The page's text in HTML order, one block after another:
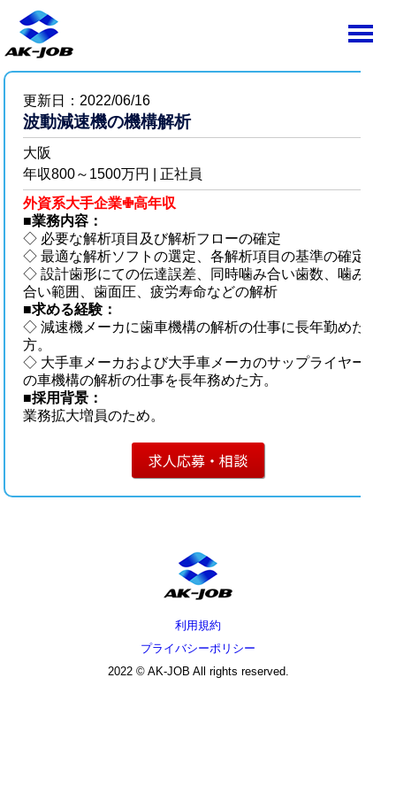
更新日：2022/06/16
波動減速機の機構解析
大阪
年収800～1500万円 | 正社員
外資系大手企業✙高年収
■業務内容：
◇ 必要な解析項目及び解析フローの確定
◇ 最適な解析ソフトの選定、各解析項目の基準の確定
◇ 設計歯形にての伝達誤差、同時噛み合い歯数、噛み
合い範囲、歯面圧、疲労寿命などの解析
■求める経験：
◇ 減速機メーカに歯車機構の解析の仕事に長年勤めた
方。
◇ 大手車メーカおよび大手車メーカのサップライヤー
の車機構の解析の仕事を長年務めた方。
■採用背景：
業務拡大増員のため。
求人応募・相談
利用規約
プライバシーポリシー
2022 © AK-JOB All rights reserved.